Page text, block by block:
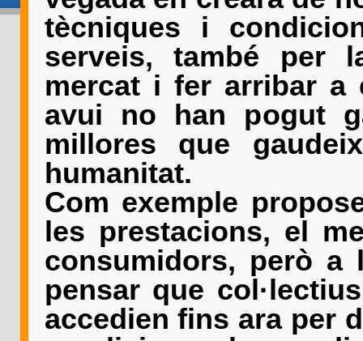
tècniques i
serveis, també per
mercat i fer arribar a
avui no han pogut
millores que
humanitat.
Com exemple
les prestacions, el
consumidors, però a
pensar que
accedien fins ara per